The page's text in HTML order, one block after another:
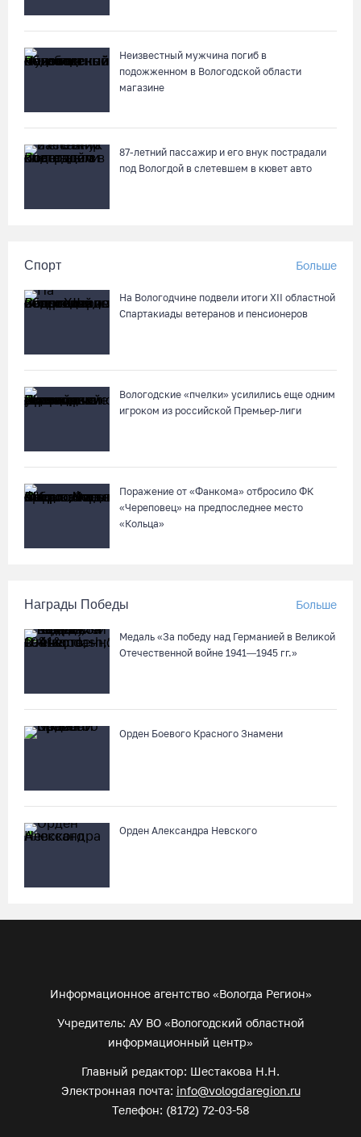
Неизвестный мужчина погиб в
подожженном в Вологодской области
магазине
87-летний пассажир и его внук пострадали
под Вологдой в слетевшем в кювет авто
Спорт Больше
На Вологодчине подвели итоги XII областной
Спартакиады ветеранов и пенсионеров
Вологодские «пчелки» усилились еще одним
игроком из российской Премьер-лиги
Поражение от «Фанкома» отбросило ФК
«Череповец» на предпоследнее место
«Кольца»
Награды Победы Больше
Медаль «За победу над Германией в Великой
Отечественной войне 1941—1945 гг.»
Орден Боевого Красного Знамени
Орден Александра Невского
Информационное агентство «Вологда Регион»
Учредитель: АУ ВО «Вологодский областной
информационный центр»
Главный редактор: Шестакова Н.Н.
Электронная почта: info@vologdaregion.ru
Телефон: (8172) 72-03-58